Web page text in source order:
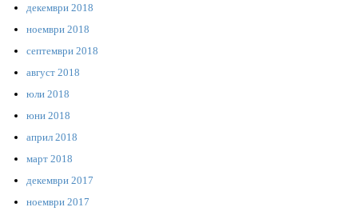
декември 2018
ноември 2018
септември 2018
август 2018
юли 2018
юни 2018
април 2018
март 2018
декември 2017
ноември 2017